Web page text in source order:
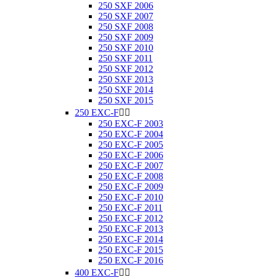
250 SXF 2006
250 SXF 2007
250 SXF 2008
250 SXF 2009
250 SXF 2010
250 SXF 2011
250 SXF 2012
250 SXF 2013
250 SXF 2014
250 SXF 2015
250 EXC-F 
250 EXC-F 2003
250 EXC-F 2004
250 EXC-F 2005
250 EXC-F 2006
250 EXC-F 2007
250 EXC-F 2008
250 EXC-F 2009
250 EXC-F 2010
250 EXC-F 2011
250 EXC-F 2012
250 EXC-F 2013
250 EXC-F 2014
250 EXC-F 2015
250 EXC-F 2016
400 EXC-F 